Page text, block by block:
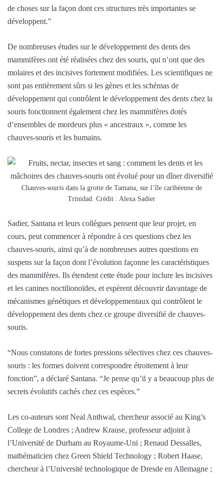
de choses sur la façon dont ces structures très importantes se
développent.”
De nombreuses études sur le développement des dents des
mammifères ont été réalisées chez des souris, qui n’ont que des
molaires et des incisives fortement modifiées. Les scientifiques ne
sont pas entièrement sûrs si les gènes et les schémas de
développement qui contrôlent le développement des dents chez la
souris fonctionnent également chez les mammifères dotés
d’ensembles de mordeurs plus « ancestraux », comme les
chauves-souris et les humains.
Chauves-souris dans la grotte de Tamana, sur l’île caribéenne de
Trinidad. Crédit : Alexa Sadier
Sadier, Santana et leurs collègues pensent que leur projet, en
cours, peut commencer à répondre à ces questions chez les
chauves-souris, ainsi qu’à de nombreuses autres questions en
suspens sur la façon dont l’évolution façonne les caractéristiques
des mammifères. Ils étendent cette étude pour inclure les incisives
et les canines noctilionoïdes, et espèrent découvrir davantage de
mécanismes génétiques et développementaux qui contrôlent le
développement des dents chez ce groupe diversifié de chauves-
souris.
“Nous constatons de fortes pressions sélectives chez ces chauves-
souris : les formes doivent correspondre étroitement à leur
fonction”, a déclaré Santana. “Je pense qu’il y a beaucoup plus de
secrets évolutifs cachés chez ces espèces.”
Les co-auteurs sont Neal Anthwal, chercheur associé au King’s
College de Londres ; Andrew Krause, professeur adjoint à
l’Université de Durham au Royaume-Uni ; Renaud Dessalles,
mathématicien chez Green Shield Technology ; Robert Haase,
chercheur à l’Université technologique de Dresde en Allemagne ;